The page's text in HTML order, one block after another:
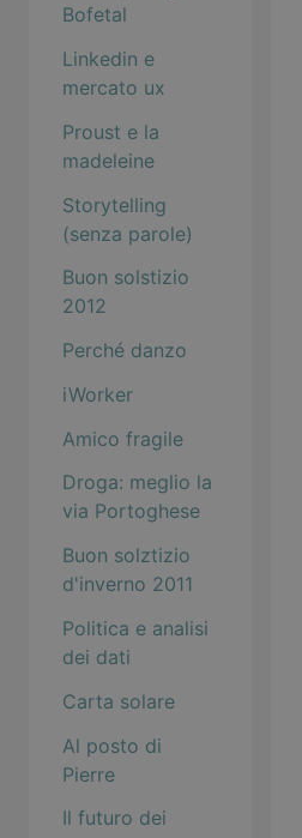
Bofetal
Linkedin e
mercato ux
Proust e la
madeleine
Storytelling
(senza parole)
Buon solstizio
2012
Perché danzo
iWorker
Amico fragile
Droga: meglio la
via Portoghese
Buon solztizio
d'inverno 2011
Politica e analisi
dei dati
Carta solare
Al posto di
Pierre
Il futuro dei